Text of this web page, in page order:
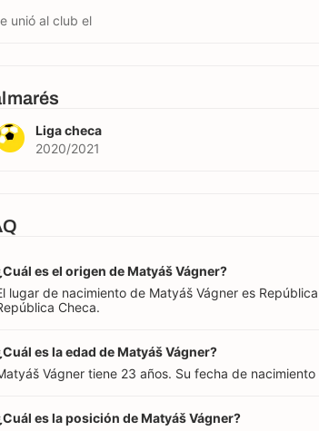
unió al club el
Liga checa
2020/2021
es el origen de Matyáš Vágner?
lugar de nacimiento de Matyáš Vágner es
Checa.
es la edad de Matyáš Vágner?
Vágner tiene 23 años. Su fecha de
es la posición de Matyáš Vágner?